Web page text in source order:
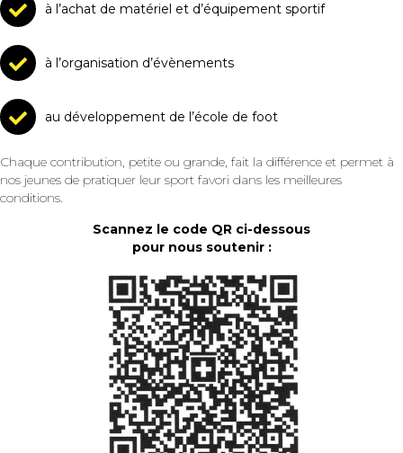
à l’achat de matériel et d’équipement sportif
à l’organisation d’évènements
au développement de l’école de foot
Chaque contribution, petite ou grande, fait la différence et permet à
nos jeunes de pratiquer leur sport favori dans les meilleures
conditions.
Scannez le code QR ci-dessous
pour nous soutenir :